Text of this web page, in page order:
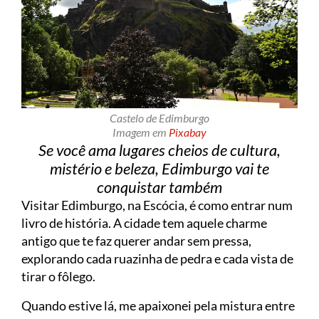
Castelo de Edimburgo
Imagem em Pixabay
Se você ama lugares cheios de cultura,
mistério e beleza, Edimburgo vai te
conquistar também
Visitar Edimburgo, na Escócia, é como entrar num
livro de história. A cidade tem aquele charme
antigo que te faz querer andar sem pressa,
explorando cada ruazinha de pedra e cada vista de
tirar o fôlego.
Quando estive lá, me apaixonei pela mistura entre